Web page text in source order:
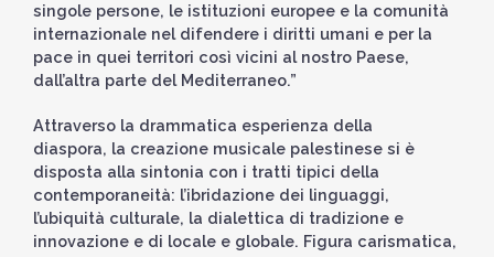
singole persone, le istituzioni europee e la comunità
internazionale nel difendere i diritti umani e per la
pace in quei territori così vicini al nostro Paese,
dall’altra parte del Mediterraneo.”
Attraverso la drammatica esperienza della
diaspora, la creazione musicale palestinese si è
disposta alla sintonia con i tratti tipici della
contemporaneità: l’ibridazione dei linguaggi,
l’ubiquità culturale, la dialettica di tradizione e
innovazione e di locale e globale. Figura carismatica,